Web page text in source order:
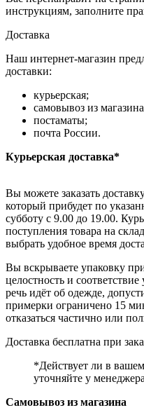
инструкциям, заполните
Доставка
Наш интернет-магазин
доставки:
курьерская;
самовывоз из
постаматы;
почта России.
Курьерская доставка*
Вы можете заказать
который прибудет по
субботу с 9.00 до 19.00.
поступления товара на
выбрать удобное время
Вы вскрываете упаковку
целостность и
речь идёт об одежде,
примерки ограничено 15
отказаться частично или
Доставка бесплатна при
*Действует ли в
уточняйте у
Самовывоз из магазина